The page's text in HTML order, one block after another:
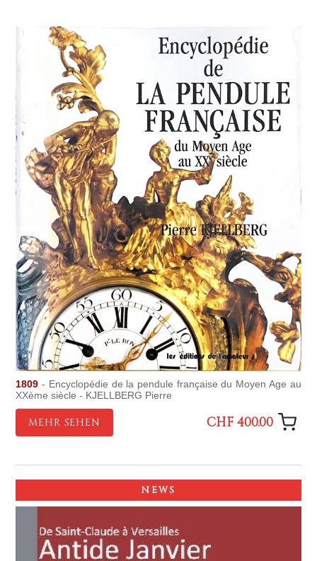
1809 - Encyclopédie de la pendule française du Moyen Age au
XXème siècle - KJELLBERG Pierre
MEHR SEHEN CHF 400.00